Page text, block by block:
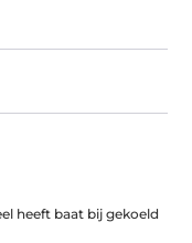
heeft baat bij gekoeld